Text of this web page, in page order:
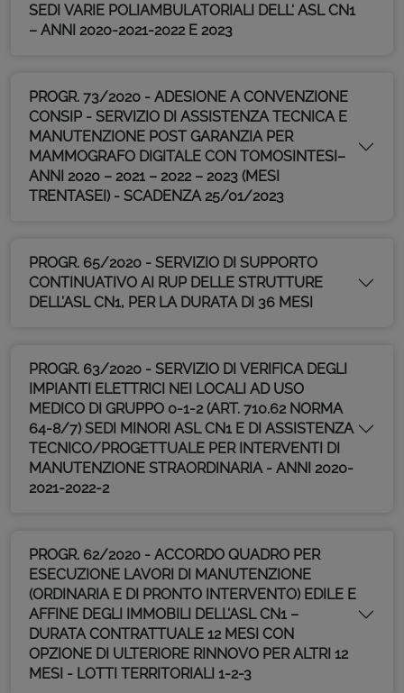
SEDI VARIE POLIAMBULATORIALI DELL‘ ASL CN1
– ANNI 2020-2021-2022 E 2023
PROGR. 73/2020 - ADESIONE A CONVENZIONE
CONSIP - SERVIZIO DI ASSISTENZA TECNICA E
MANUTENZIONE POST GARANZIA PER
MAMMOGRAFO DIGITALE CON TOMOSINTESI–
ANNI 2020 – 2021 – 2022 – 2023 (MESI
TRENTASEI) - SCADENZA 25/01/2023
PROGR. 65/2020 - SERVIZIO DI SUPPORTO
CONTINUATIVO AI RUP DELLE STRUTTURE
DELL’ASL CN1, PER LA DURATA DI 36 MESI
PROGR. 63/2020 - SERVIZIO DI VERIFICA DEGLI
IMPIANTI ELETTRICI NEI LOCALI AD USO
MEDICO DI GRUPPO 0-1-2 (ART. 710.62 NORMA
64-8/7) SEDI MINORI ASL CN1 E DI ASSISTENZA
TECNICO/PROGETTUALE PER INTERVENTI DI
MANUTENZIONE STRAORDINARIA - ANNI 2020-
2021-2022-2
PROGR. 62/2020 - ACCORDO QUADRO PER
ESECUZIONE LAVORI DI MANUTENZIONE
(ORDINARIA E DI PRONTO INTERVENTO) EDILE E
AFFINE DEGLI IMMOBILI DELL’ASL CN1 –
DURATA CONTRATTUALE 12 MESI CON
OPZIONE DI ULTERIORE RINNOVO PER ALTRI 12
MESI - LOTTI TERRITORIALI 1-2-3